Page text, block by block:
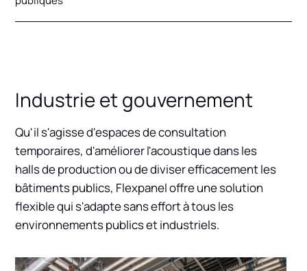
Industrie et gouvernement
Qu'il s'agisse d'espaces de consultation
temporaires, d'améliorer l'acoustique dans les
halls de production ou de diviser efficacement les
bâtiments publics, Flexpanel offre une solution
flexible qui s'adapte sans effort à tous les
environnements publics et industriels.